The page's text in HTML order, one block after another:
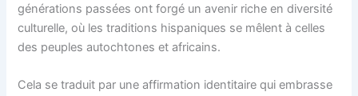
générations passées ont forgé un avenir riche en diversité
culturelle, où les traditions hispaniques se mêlent à celles
des peuples autochtones et africains.
Cela se traduit par une affirmation identitaire qui embrasse